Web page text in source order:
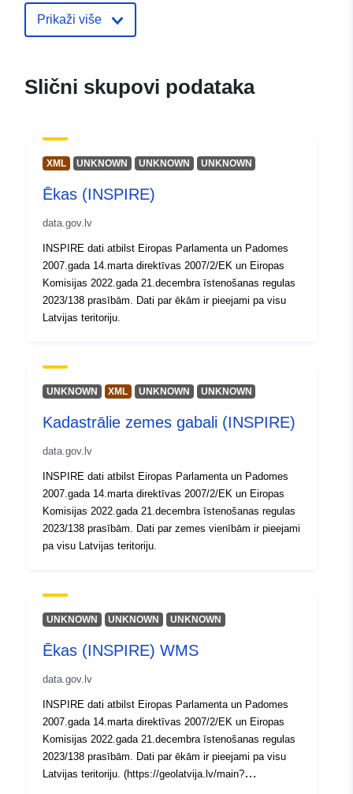
Kataloški
Identifikatori:
uriRef:
http://data.europa.eu/88u/dataset/
512e-4c2a-a57b-735a1c1059ec
Prikaži više
Slični skupovi podataka
XML UNKNOWN UNKNOWN UNKNOWN
Ēkas (INSPIRE)
data.gov.lv
INSPIRE dati atbilst Eiropas Parlamenta un Padomes
2007.gada 14.marta direktīvas 2007/2/EK un Eiropas
Komisijas 2022.gada 21.decembra īstenošanas regulas
2023/138 prasībām. Dati par ēkām ir pieejami pa visu
Latvijas teritoriju.
UNKNOWN XML UNKNOWN UNKNOWN
Kadastrālie zemes gabali (INSPIRE)
data.gov.lv
INSPIRE dati atbilst Eiropas Parlamenta un Padomes
2007.gada 14.marta direktīvas 2007/2/EK un Eiropas
Komisijas 2022.gada 21.decembra īstenošanas regulas
2023/138 prasībām. Dati par zemes vienībām ir pieejami
pa visu Latvijas teritoriju.
UNKNOWN UNKNOWN UNKNOWN
Ēkas (INSPIRE) WMS
data.gov.lv
INSPIRE dati atbilst Eiropas Parlamenta un Padomes
2007.gada 14.marta direktīvas 2007/2/EK un Eiropas
Komisijas 2022.gada 21.decembra īstenošanas regulas
2023/138 prasībām. Dati par ēkām ir pieejami pa visu
Latvijas teritoriju. (https://geolatvija.lv/main?